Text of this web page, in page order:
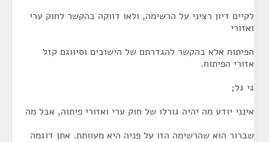
לקיים דיון רציני על הרשימה, ולאו דווקה בהקשר לחוק ערי
ואזורי
הפיתוח אלא בהקשר להגדרתם של הישובים וסיווגם קזל
אזורי הפיתוח.
גי גל;
אינני יודע מה יהיה גורלו של חוק ערי ואזורי פיתוה, אבל מה
שברור הוא שהרשימה הזו על פניה היא מעוותת. אתן דוגמה